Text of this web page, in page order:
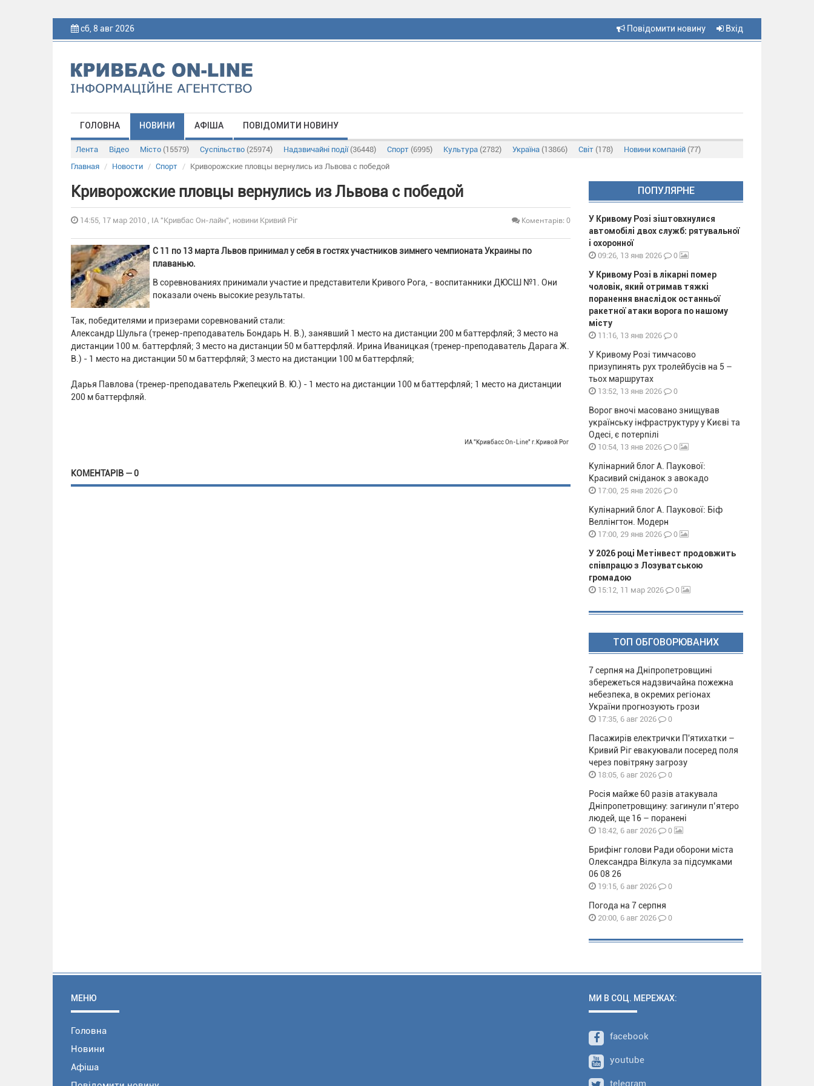
сб, 8 авг 2026 Повідомити новину Вхід
ГОЛОВНА НОВИНИ АФІША ПОВІДОМИТИ НОВИНУ
Лента Відео Місто (15579) Суспільство (25974) Надзвичайні події (36448) Спорт (6995) Культура (2782) Україна (13866) Світ (178) Новини компаній (77)
Главная
Новости Спорт Криворожские пловцы вернулись из Львова с победой
Криворожские пловцы вернулись из Львова с победой
14:55, 17 мар 2010 , ІА "Кривбас Он-лайн", новини Кривий Ріг Коментарів: 0
С 11 по 13 марта Львов принимал у себя в гостях участников зимнего чемпионата Украины по
плаванью.
В соревнованиях принимали участие и представители Кривого Рога, - воспитанники ДЮСШ №1. Они
показали очень высокие результаты.
Так, победителями и призерами соревнований стали:
Александр Шульга (тренер-преподаватель Бондарь Н. В.), занявший 1 место на дистанции 200 м баттерфляй; 3 место на
дистанции 100 м. баттерфляй; 3 место на дистанции 50 м баттерфляй. Ирина Иваницкая (тренер-преподаватель Дарага Ж.
В.) - 1 место на дистанции 50 м баттерфляй; 3 место на дистанции 100 м баттерфляй;
Дарья Павлова (тренер-преподаватель Ржепецкий В. Ю.) - 1 место на дистанции 100 м баттерфляй; 1 место на дистанции
200 м баттерфляй.
ИА "Кривбасс On-Line" г.Кривой Рог
КОМЕНТАРІВ — 0
ПОПУЛЯРНЕ
У Кривому Розі зіштовхнулися
автомобілі двох служб: рятувальної
і охоронної
09:26, 13 янв 2026 0
У Кривому Розі в лікарні помер
чоловік, який отримав тяжкі
поранення внаслідок останньої
ракетної атаки ворога по нашому
місту
11:16, 13 янв 2026 0
У Кривому Розі тимчасово
призупинять рух тролейбусів на 5 –
тьох маршрутах
13:52, 13 янв 2026 0
Ворог вночі масовано знищував
українську інфраструктуру у Києві та
Одесі, є потерпілі
10:54, 13 янв 2026 0
Кулінарний блог А. Паукової:
Красивий сніданок з авокадо
17:00, 25 янв 2026 0
Кулінарний блог А. Паукової: Біф
Веллінгтон. Модерн
17:00, 29 янв 2026 0
У 2026 році Метінвест продовжить
співпрацю з Лозуватською
громадою
15:12, 11 мар 2026 0
ТОП ОБГОВОРЮВАНИХ
7 серпня на Дніпропетровщині
збережеться надзвичайна пожежна
небезпека, в окремих регіонах
України прогнозують грози
17:35, 6 авг 2026 0
Пасажирів електрички П'ятихатки –
Кривий Ріг евакуювали посеред поля
через повітряну загрозу
18:05, 6 авг 2026 0
Росія майже 60 разів атакувала
Дніпропетровщину: загинули п’ятеро
людей, ще 16 – поранені
18:42, 6 авг 2026 0
Брифінг голови Ради оборони міста
Олександра Вілкула за підсумками
06 08 26
19:15, 6 авг 2026 0
Погода на 7 серпня
20:00, 6 авг 2026 0
МЕНЮ
Головна
Новини
Афіша
МИ В СОЦ. МЕРЕЖАХ:
facebook
youtube
telegram